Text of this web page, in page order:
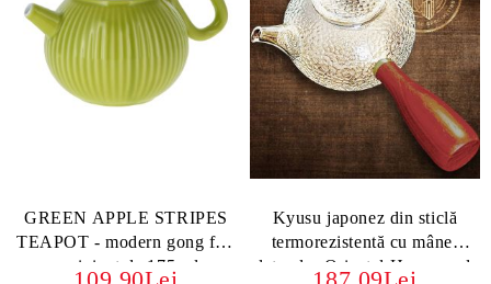
GREEN APPLE STRIPES
TEAPOT - modern gong fu -
ceainicut de 175 ml
109.90Lei
Kyusu japonez din sticlă
termorezistentă cu mâner
lateral – Oriental Hammered
187.09Lei